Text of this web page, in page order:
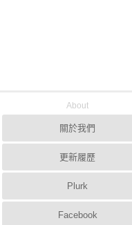
About
關於我們
更新履歷
Plurk
Facebook